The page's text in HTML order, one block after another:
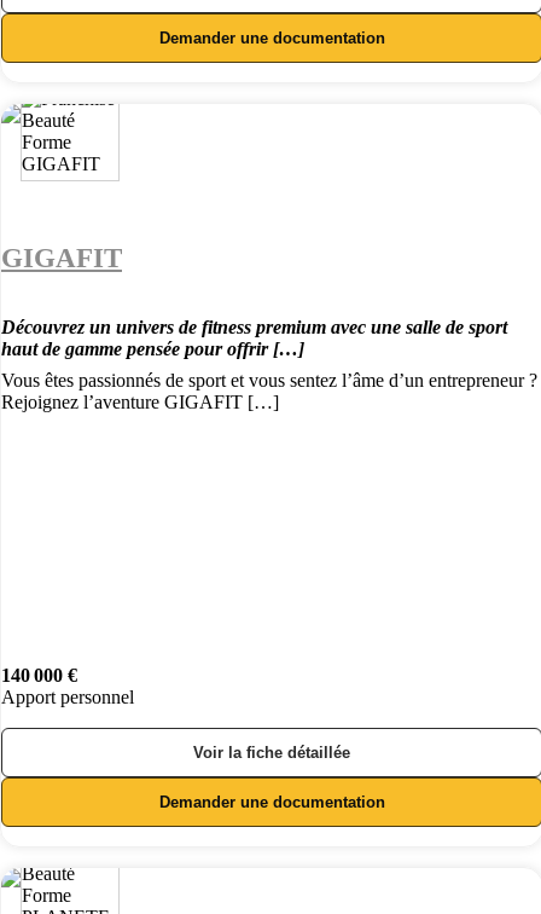
Demander une documentation
GIGAFIT
Découvrez un univers de fitness premium avec une salle de sport
haut de gamme pensée pour offrir […]
Vous êtes passionnés de sport et vous sentez l’âme d’un entrepreneur ?
Rejoignez l’aventure GIGAFIT […]
140 000 €
Apport personnel
Voir la fiche détaillée
Demander une documentation